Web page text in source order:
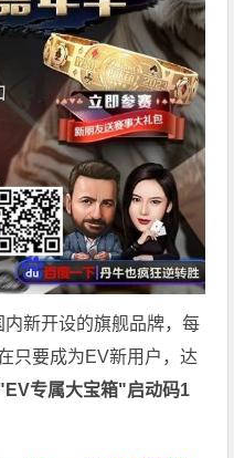
新开设的旗舰品牌，每
只要成为EV新用户，达
专属大宝箱"启动码1